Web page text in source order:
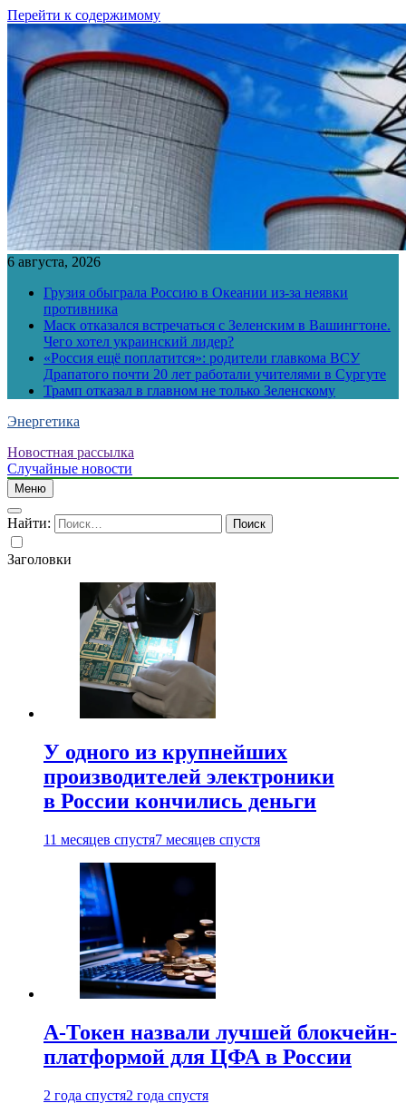
Перейти к содержимому
6 августа, 2026
Грузия обыграла Россию в Океании из-за неявки
противника
Маск отказался встречаться с Зеленским в Вашингтоне.
Чего хотел украинский лидер?
«Россия ещё поплатится»: родители главкома ВСУ
Драпатого почти 20 лет работали учителями в Сургуте
Трамп отказал в главном не только Зеленскому
Энергетика
Новостная рассылка
Случайные новости
Меню
Найти:
Заголовки
У одного из крупнейших
производителей электроники
в России кончились деньги
11 месяцев спустя7 месяцев спустя
А-Токен назвали лучшей блокчейн-
платформой для ЦФА в России
2 года спустя2 года спустя